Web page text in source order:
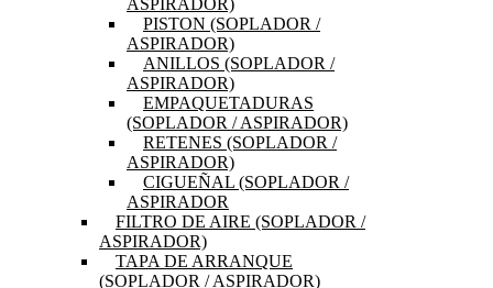
ASPIRADOR)
PISTON (SOPLADOR /
ASPIRADOR)
ANILLOS (SOPLADOR /
ASPIRADOR)
EMPAQUETADURAS
(SOPLADOR / ASPIRADOR)
RETENES (SOPLADOR /
ASPIRADOR)
CIGUEÑAL (SOPLADOR /
ASPIRADOR
FILTRO DE AIRE (SOPLADOR /
ASPIRADOR)
TAPA DE ARRANQUE
(SOPLADOR / ASPIRADOR)